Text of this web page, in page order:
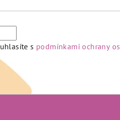
s podmínkami ochrany